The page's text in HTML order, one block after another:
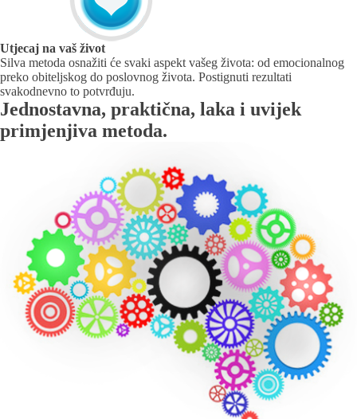
Utjecaj na vaš život
Silva metoda osnažiti će svaki aspekt vašeg života: od emocionalnog
preko obiteljskog do poslovnog života. Postignuti rezultati
svakodnevno to potvrđuju.
Jednostavna, praktična, laka i uvijek
primjenjiva metoda.